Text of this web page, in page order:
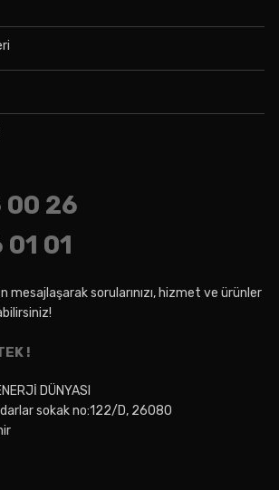
00 26
01
mesajlaşarak sorularınızı, hizmet ve ürünler
!
DÜNYASI
sokak no:122/D, 26080